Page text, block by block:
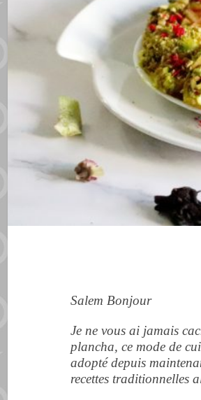
Salem Bonjour
Je ne vous ai jamais
plancha, ce mode de
adopté depuis
recettes traditionnelles